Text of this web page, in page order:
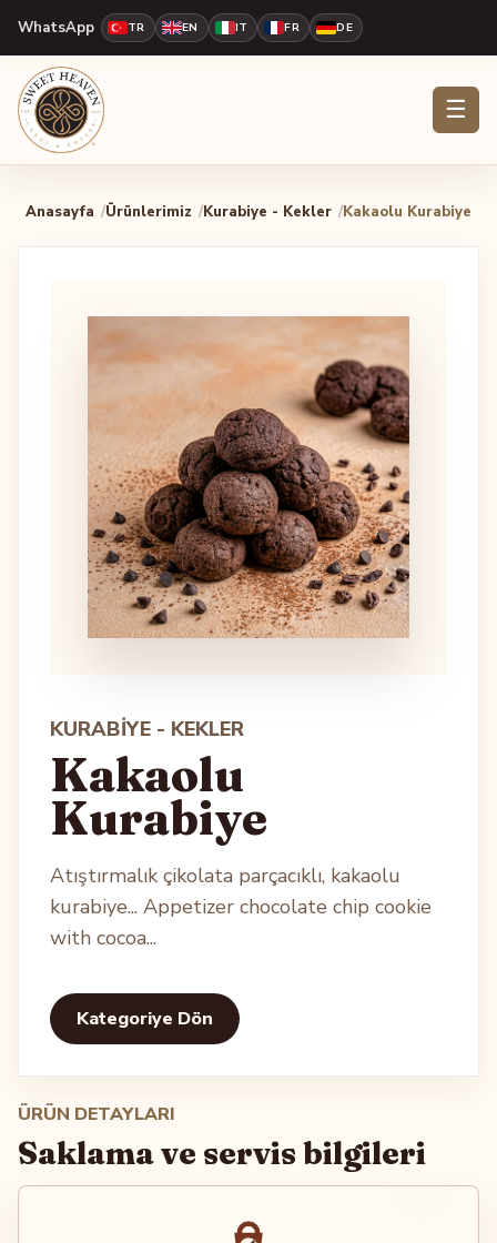
WhatsApp TR EN IT FR DE
☰
Anasayfa Ürünlerimiz Kurabiye - Kekler Kakaolu Kurabiye
KURABIYE - KEKLER
Kakaolu
Kurabiye
Atıştırmalık çikolata parçacıklı, kakaolu
kurabiye... Appetizer chocolate chip cookie
with cocoa...
Kategoriye Dön
ÜRÜN DETAYLARI
Saklama ve servis bilgileri